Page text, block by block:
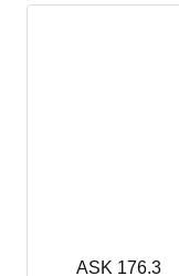
ASK 176.3